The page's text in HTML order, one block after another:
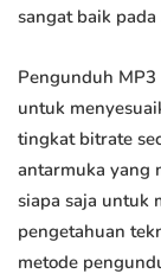
sangat baik pada
Pengunduh
untuk
tingkat bitrate
antarmuka yang
siapa saja untuk
pengetahuan
metode